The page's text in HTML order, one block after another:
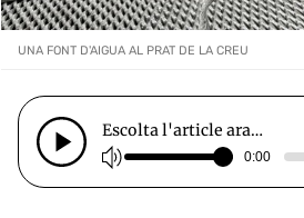
UNA FONT D'AIGUA AL PRAT DE LA CREU
Escolta l'article ara…
0:00